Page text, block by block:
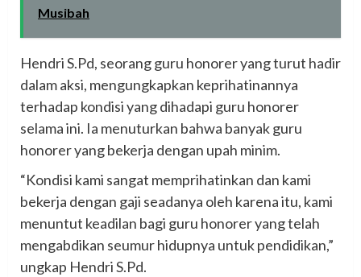
Musibah
Hendri S.Pd, seorang guru honorer yang turut hadir
dalam aksi, mengungkapkan keprihatinannya
terhadap kondisi yang dihadapi guru honorer
selama ini. Ia menuturkan bahwa banyak guru
honorer yang bekerja dengan upah minim.
“Kondisi kami sangat memprihatinkan dan kami
bekerja dengan gaji seadanya oleh karena itu, kami
menuntut keadilan bagi guru honorer yang telah
mengabdikan seumur hidupnya untuk pendidikan,”
ungkap Hendri S.Pd.